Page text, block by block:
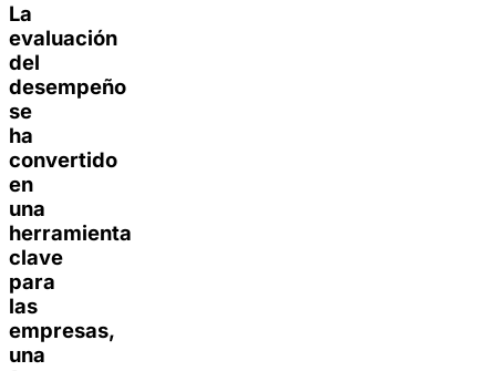
La
evaluación
del
desempeño
se
ha
convertido
en
una
herramienta
clave
para
las
empresas,
una